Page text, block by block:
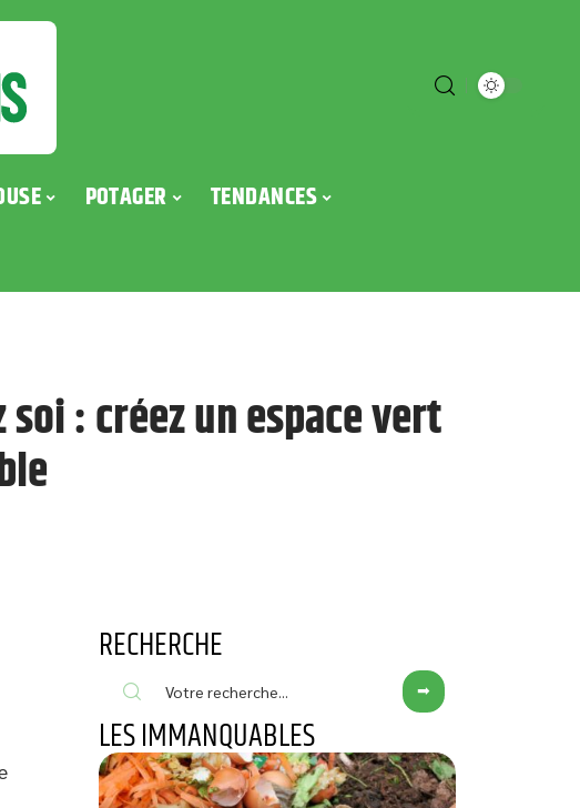
POTAGER TENDANCES
: créez un espace vert
RECHERCHE
LES IMMANQUABLES